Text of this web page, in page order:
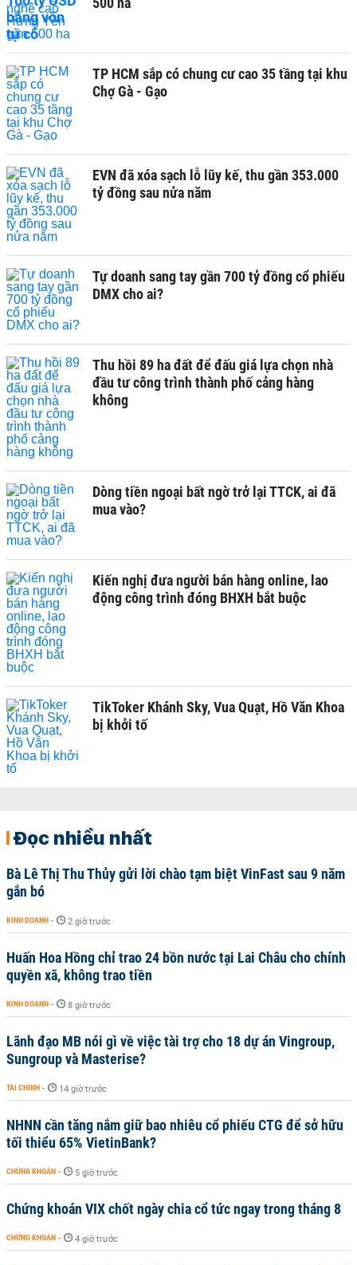
TP HCM sắp có chung cư cao 35 tầng tại khu
Chợ Gà - Gạo
EVN đã xóa sạch lỗ lũy kế, thu gần 353.000
tỷ đồng sau nửa năm
Tự doanh sang tay gần 700 tỷ đồng cổ phiếu
DMX cho ai?
Thu hồi 89 ha đất để đấu giá lựa chọn nhà
đầu tư công trình thành phố cảng hàng
không
Dòng tiền ngoại bất ngờ trở lại TTCK, ai đã
mua vào?
Kiến nghị đưa người bán hàng online, lao
động công trình đóng BHXH bắt buộc
TikToker Khánh Sky, Vua Quạt, Hồ Văn Khoa
bị khởi tố
Đọc nhiều nhất
Bà Lê Thị Thu Thủy gửi lời chào tạm biệt VinFast sau 9 năm
gắn bó
KINH DOANH - 2 giờ trước
Huấn Hoa Hồng chỉ trao 24 bồn nước tại Lai Châu cho chính
quyền xã, không trao tiền
KINH DOANH - 8 giờ trước
Lãnh đạo MB nói gì về việc tài trợ cho 18 dự án Vingroup,
Sungroup và Masterise?
TÀI CHÍNH - 14 giờ trước
NHNN cần tăng nắm giữ bao nhiêu cổ phiếu CTG để sở hữu
tối thiểu 65% VietinBank?
CHỨNG KHOÁN - 5 giờ trước
Chứng khoán VIX chốt ngày chia cổ tức ngay trong tháng 8
CHỨNG KHOÁN - 4 giờ trước